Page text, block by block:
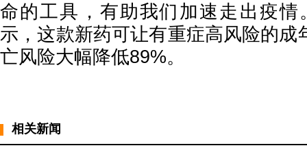
命的工具，有助我们加速走出疫情
示，这款新药可让有重症高风险的成
亡风险大幅降低89%。
相关新闻